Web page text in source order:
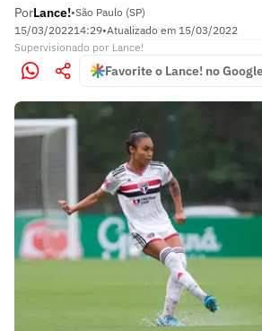
PorLance!•São Paulo (SP)
15/03/202214:29•Atualizado em 15/03/2022
Supervisionado por Lance!
Favorite o Lance! no